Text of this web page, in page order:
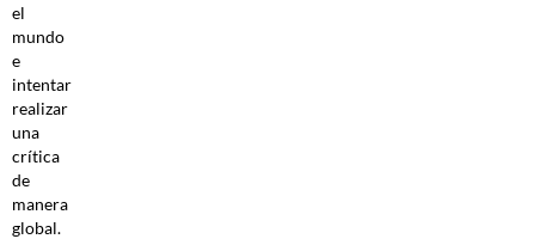
el
mundo
e
intentar
realizar
una
crítica
de
manera
global.